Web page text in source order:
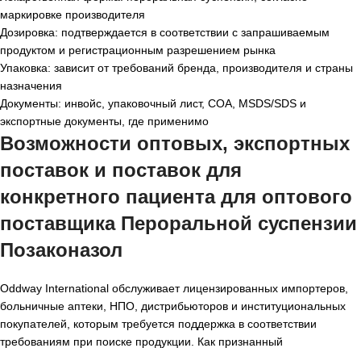
маркировке производителя
Дозировка: подтверждается в соответствии с запрашиваемым
продуктом и регистрационным разрешением рынка
Упаковка: зависит от требований бренда, производителя и страны
назначения
Документы: инвойс, упаковочный лист, COA, MSDS/SDS и
экспортные документы, где применимо
Возможности оптовых, экспортных
поставок и поставок для
конкретного пациента для оптового
поставщика Пероральной суспензии
Позаконазол
Oddway International обслуживает лицензированных импортеров,
больничные аптеки, НПО, дистрибьюторов и институциональных
покупателей, которым требуется поддержка в соответствии
требованиям при поиске продукции. Как признанный